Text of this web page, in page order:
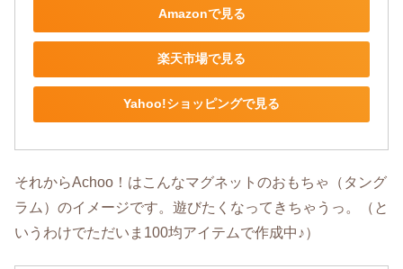
Amazonで見る
楽天市場で見る
Yahoo!ショッピングで見る
それからAchoo！はこんなマグネットのおもちゃ（タング
ラム）のイメージです。遊びたくなってきちゃうっ。（と
いうわけでただいま100均アイテムで作成中♪）